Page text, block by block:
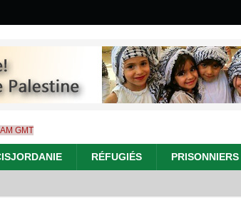
GMT
RÉFUGIÉS PRISONNIERS